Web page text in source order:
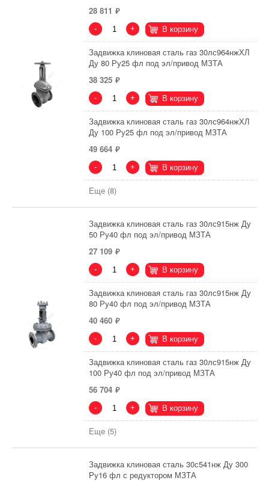
28 811
- + В корзину
Задвижка клиновая сталь газ 30лс964нжХЛ
Ду 80 Ру25 фл под эл/привод МЗТА
38 325
- + В корзину
Задвижка клиновая сталь газ 30лс964нжХЛ
Ду 100 Ру25 фл под эл/привод МЗТА
49 664
- + В корзину
Еще (8)
Задвижка клиновая сталь газ 30лс915нж Ду
50 Ру40 фл под эл/привод МЗТА
27 109
- + В корзину
Задвижка клиновая сталь газ 30лс915нж Ду
80 Ру40 фл под эл/привод МЗТА
40 460
- + В корзину
Задвижка клиновая сталь газ 30лс915нж Ду
100 Ру40 фл под эл/привод МЗТА
56 704
- + В корзину
Еще (5)
Задвижка клиновая сталь 30с541нж Ду 300
Ру16 фл с редуктором МЗТА